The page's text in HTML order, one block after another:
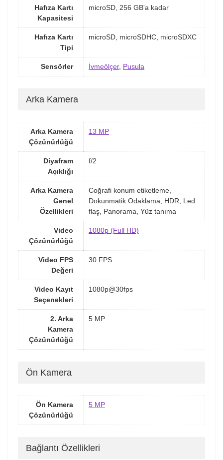
Hafıza Kartı
Kapasitesi
microSD, 256 GB'a kadar
Hafıza Kartı
Tipi
microSD, microSDHC, microSDXC
Sensörler İvmeölçer, Pusula
Arka Kamera
Arka Kamera
Çözünürlüğü
13 MP
Diyafram
Açıklığı
f/2
Arka Kamera
Genel
Özellikleri
Coğrafi konum etiketleme,
Dokunmatik Odaklama, HDR, Led
flaş, Panorama, Yüz tanıma
Video
Çözünürlüğü
1080p (Full HD)
Video FPS
Değeri
30 FPS
Video Kayıt
Seçenekleri
1080p@30fps
2. Arka
Kamera
Çözünürlüğü
5 MP
Ön Kamera
Ön Kamera
Çözünürlüğü
5 MP
Bağlantı Özellikleri